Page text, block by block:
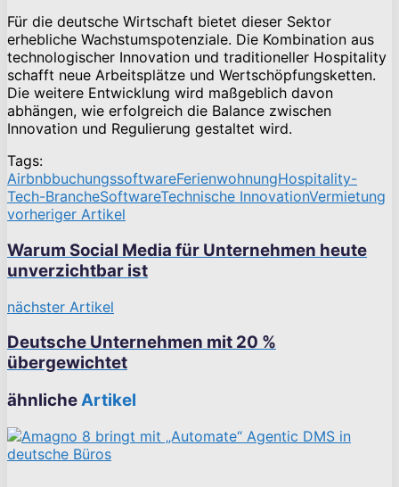
Für die deutsche Wirtschaft bietet dieser Sektor
erhebliche Wachstumspotenziale. Die Kombination aus
technologischer Innovation und traditioneller Hospitality
schafft neue Arbeitsplätze und Wertschöpfungsketten.
Die weitere Entwicklung wird maßgeblich davon
abhängen, wie erfolgreich die Balance zwischen
Innovation und Regulierung gestaltet wird.
Tags:
AirbnbbuchungssoftwareFerienwohnungHospitality-
Tech-BrancheSoftwareTechnische InnovationVermietung
vorheriger Artikel
Warum Social Media für Unternehmen heute
unverzichtbar ist
nächster Artikel
Deutsche Unternehmen mit 20 %
übergewichtet
ähnlicheArtikel